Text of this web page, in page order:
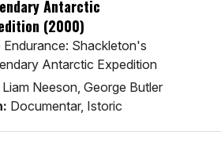
Antarctic
(2000)
Endurance: Shackleton's
Antarctic Expedition
Liam Neeson, George Butler
Documentar, Istoric